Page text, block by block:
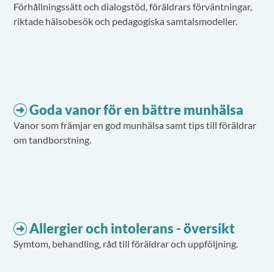
Förhållningssätt och dialogstöd, föräldrars förväntningar,
riktade hälsobesök och pedagogiska samtalsmodeller.
Goda vanor för en bättre munhälsa
Vanor som främjar en god munhälsa samt tips till föräldrar
om tandborstning.
Allergier och intolerans - översikt
Symtom, behandling, råd till föräldrar och uppföljning.